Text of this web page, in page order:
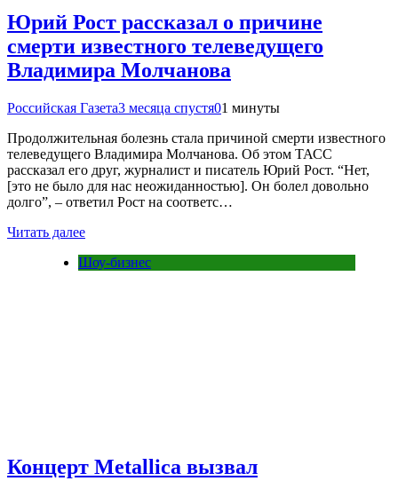
Юрий Рост рассказал о причине
смерти известного телеведущего
Владимира Молчанова
Российская Газета3 месяца спустя01 минуты
Продолжительная болезнь стала причиной смерти известного
телеведущего Владимира Молчанова. Об этом ТАСС
рассказал его друг, журналист и писатель Юрий Рост. “Нет,
[это не было для нас неожиданностью]. Он болел довольно
долго”, – ответил Рост на соответс…
Читать далее
Шоу-бизнес
Концерт Metallica вызвал